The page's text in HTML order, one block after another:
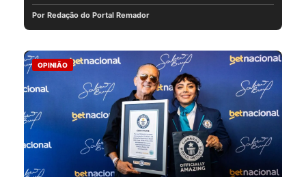
Por Redação do Portal Remador
OPINIÃO